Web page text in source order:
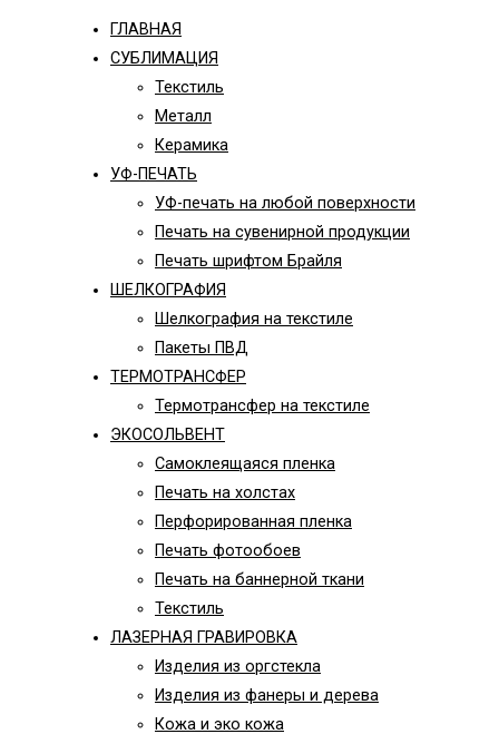
ГЛАВНАЯ
СУБЛИМАЦИЯ
Текстиль
Металл
Керамика
УФ-ПЕЧАТЬ
УФ-печать на любой поверхности
Печать на сувенирной продукции
Печать шрифтом Брайля
ШЕЛКОГРАФИЯ
Шелкография на текстиле
Пакеты ПВД
ТЕРМОТРАНСФЕР
Термотрансфер на текстиле
ЭКОСОЛЬВЕНТ
Самоклеящаяся пленка
Печать на холстах
Перфорированная пленка
Печать фотообоев
Печать на баннерной ткани
Текстиль
ЛАЗЕРНАЯ ГРАВИРОВКА
Изделия из оргстекла
Изделия из фанеры и дерева
Кожа и эко кожа